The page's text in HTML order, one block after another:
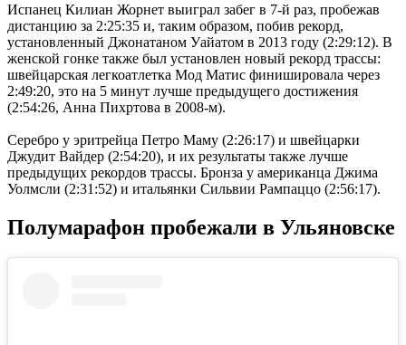
Испанец Килиан Жорнет выиграл забег в 7-й раз, пробежав
дистанцию за 2:25:35 и, таким образом, побив рекорд,
установленный Джонатаном Уайатом в 2013 году (2:29:12). В
женской гонке также был установлен новый рекорд трассы:
швейцарская легкоатлетка Мод Матис финишировала через
2:49:20, это на 5 минут лучше предыдущего достижения
(2:54:26, Анна Пихртова в 2008-м).
Серебро у эритрейца Петро Маму (2:26:17) и швейцарки
Джудит Вайдер (2:54:20), и их результаты также лучше
предыдущих рекордов трассы. Бронза у американца Джима
Уолмсли (2:31:52) и итальянки Сильвии Рампаццо (2:56:17).
Полумарафон пробежали в Ульяновске